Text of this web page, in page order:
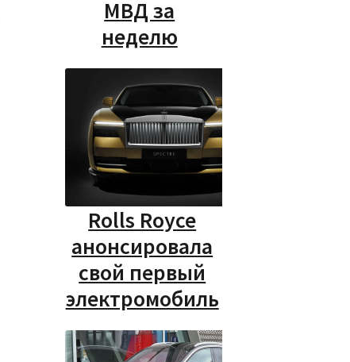
МВД за
неделю
Rolls Royce
анонсировала
свой первый
электромобиль